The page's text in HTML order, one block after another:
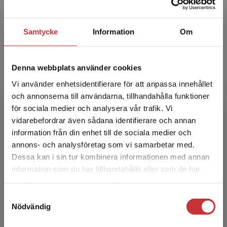
Samtycke Information Om
Denna webbplats använder cookies
Vi använder enhetsidentifierare för att anpassa innehållet
och annonserna till användarna, tillhandahålla funktioner
för sociala medier och analysera vår trafik. Vi
vidarebefordrar även sådana identifierare och annan
information från din enhet till de sociala medier och
annons- och analysföretag som vi samarbetar med.
Dessa kan i sin tur kombinera informationen med annan
information som du har tillhandahållit eller som de har
Nödvändig
Begränsad fraktregion
Det verkar som att du besöker
studentlitteratur.se via en enhet utanför Sverige.
Vi erbjuder inte leveranser utanför Sverige. För
att kunna slutföra ett köp måste
Karin Smed-Gerdin är läromedelsförfattare och
tidigare gymnasielärare i engelska och svenska
tidigare un...
Peter Watcyn-Jones
många andra länder för sina många läromedel.
Bland de senaste kan nämnas Progress Gold